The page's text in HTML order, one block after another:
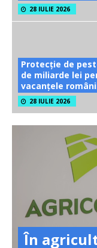
28 IULIE 2026
Protecție de
de miliarde lei
vacanțele
28 IULIE 2026
În